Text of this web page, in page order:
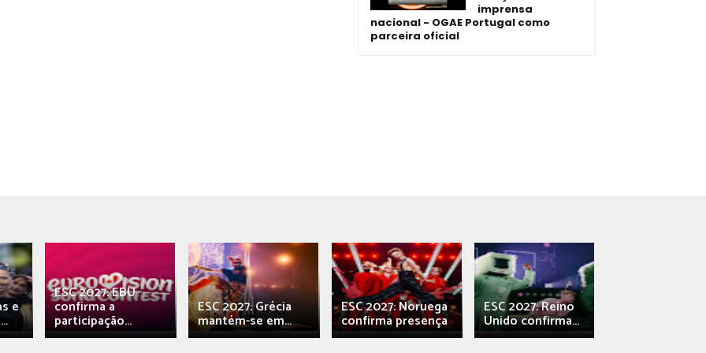
imprensa
nacional - OGAE Portugal como
parceira oficial
e
ESC 2027: EBU
confirma a
participação...
ESC 2027: Grécia
mantém-se em...
ESC 2027: Noruega
confirma presença
ESC 2027: Reino
Unido confirma...